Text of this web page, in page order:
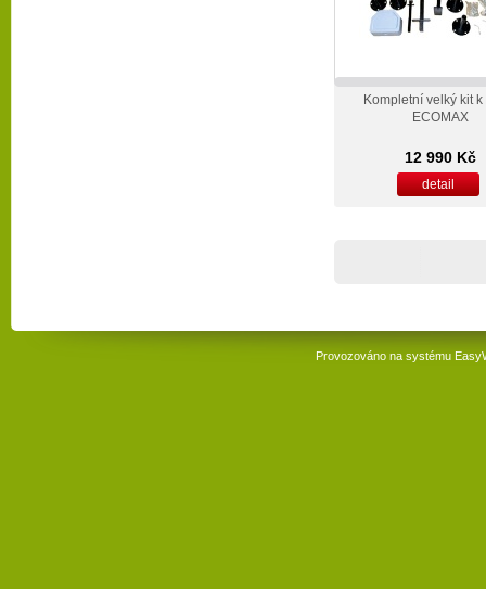
Kompletní velký kit k
ECOMAX
12 990 Kč
detail
Provozováno na systému